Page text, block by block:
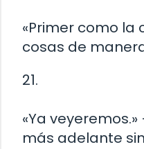
«Primer como la
cosas de
21.
«Ya
más adelante